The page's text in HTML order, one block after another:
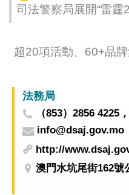
司法警察局展開“雷霆
超20項活動、60+品
法務局
（853）2856 4225
info@dsaj.gov.mo
http://
澳門水坑尾街162號